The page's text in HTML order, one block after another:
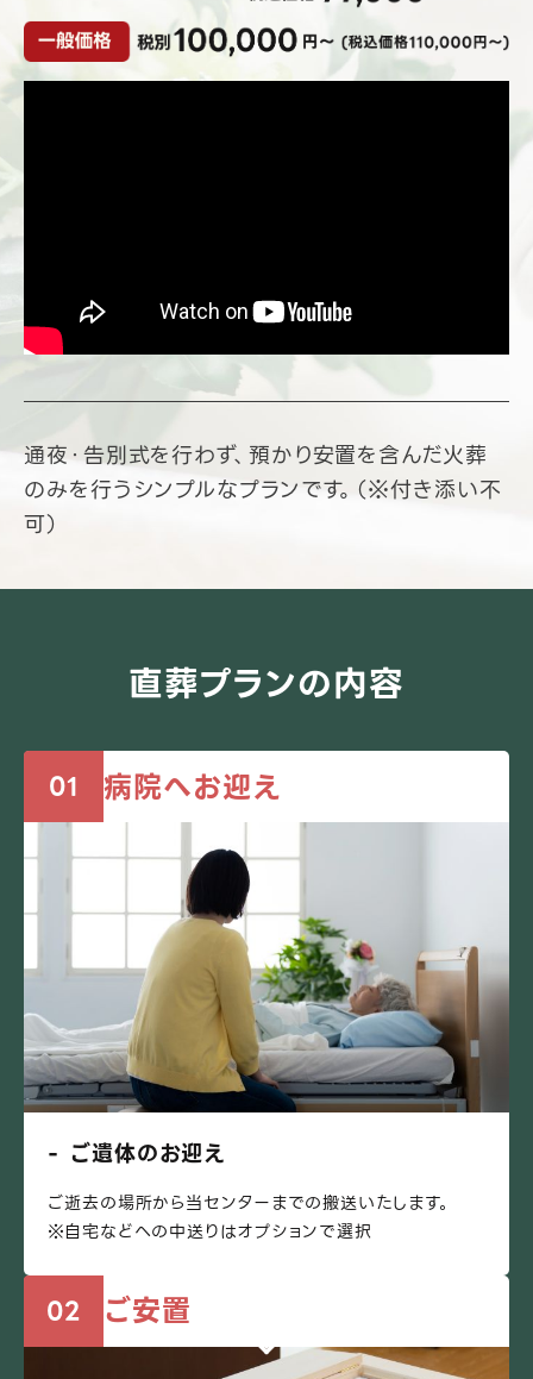
通夜・告別式を行わず、預かり安置を含んだ火葬
のみを行うシンプルなプランです。（※付き添い不
可）
直葬プランの内容
病院へお迎え
ご遺体のお迎え
ご逝去の場所から当センターまでの搬送いたします。
※自宅などへの中送りはオプションで選択
ご安置